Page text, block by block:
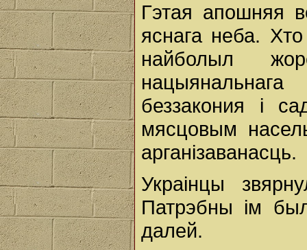
Гэтая апошняя
яснага неба.
найболыл
беззакония i
мясцовым
арганізаванасць.
Украінцы
Патрэбны ім
далей.